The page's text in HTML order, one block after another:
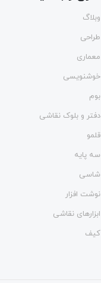
وبلاگ
طراحی
معماری
خوشنویسی
بوم
دفتر و بلوک نقاشی
قلمو
سه پایه
شاسی
نوشت افزار
ابزارهای نقاشی
کیف